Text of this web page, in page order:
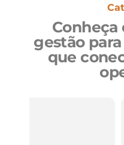
Conheça
gestão
que